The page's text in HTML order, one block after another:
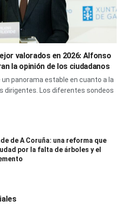
valorados en 2026: Alfonso
la opinión de los ciudadanos
panorama estable en cuanto a la
dirigentes. Los diferentes sondeos
de A Coruña: una reforma que
por la falta de árboles y el